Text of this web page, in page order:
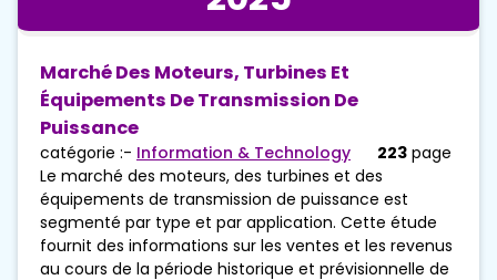
Marché Des Moteurs, Turbines Et
Équipements De Transmission De
Puissance
catégorie :- Information & Technology 223 page
Le marché des moteurs, des turbines et des
équipements de transmission de puissance est
segmenté par type et par application. Cette étude
fournit des informations sur les ventes et les revenus
au cours de la période historique et prévisionnelle de